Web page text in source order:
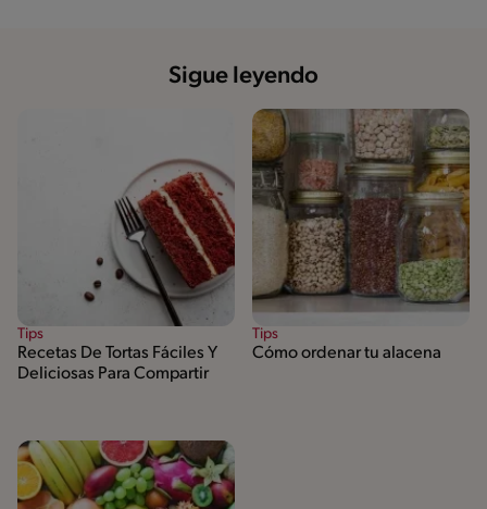
Sigue leyendo
Tips
Recetas De Tortas Fáciles Y
Deliciosas Para Compartir
Tips
Cómo ordenar tu alacena